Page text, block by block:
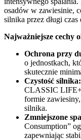
osadów w zawiesinie,
silnika przez długi czas
Najważniejsze cechy
Ochrona przy
o jednostkach,
skutecznie
Czystość silnika:
CLASSIC LIFE+
formie
silnika.
Zmniejszone
Consumption”
zapewniając